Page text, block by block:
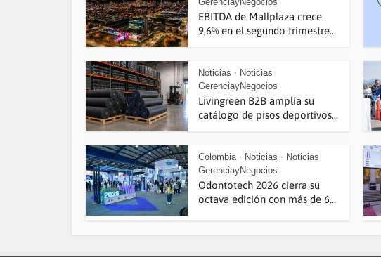
EBITDA de Mallplaza crece
9,6% en el segundo trimestre...
Noticias • Noticias
GerenciayNegocios
Livingreen B2B amplía su
catálogo de pisos deportivos...
Colombia • Noticias • Noticias
GerenciayNegocios
Odontotech 2026 cierra su
octava edición con más de 6...